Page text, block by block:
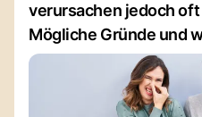
verursachen jedoch
Mögliche Gründe und